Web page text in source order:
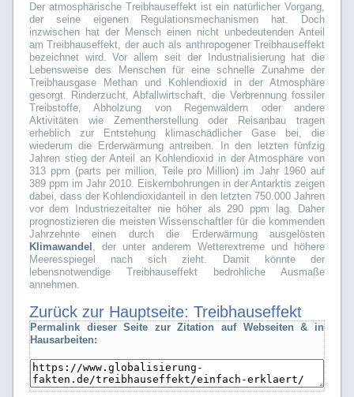
Der atmosphärische Treibhauseffekt ist ein natürlicher Vorgang,
der seine eigenen Regulationsmechanismen hat. Doch
inzwischen hat der Mensch einen nicht unbedeutenden Anteil
am Treibhauseffekt, der auch als anthropogener Treibhauseffekt
bezeichnet wird. Vor allem seit der Industrialisierung hat die
Lebensweise des Menschen für eine schnelle Zunahme der
Treibhausgase Methan und Kohlendioxid in der Atmosphäre
gesorgt. Rinderzucht, Abfallwirtschaft, die Verbrennung fossiler
Treibstoffe, Abholzung von Regenwäldern oder andere
Aktivitäten wie Zementherstellung oder Reisanbau tragen
erheblich zur Entstehung klimaschädlicher Gase bei, die
wiederum die Erderwärmung antreiben. In den letzten fünfzig
Jahren stieg der Anteil an Kohlendioxid in der Atmosphäre von
313 ppm (parts per million, Teile pro Million) im Jahr 1960 auf
389 ppm im Jahr 2010. Eiskernbohrungen in der Antarktis zeigen
dabei, dass der Kohlendioxidanteil in den letzten 750.000 Jahren
vor dem Industriezeitalter nie höher als 290 ppm lag. Daher
prognostizieren die meisten Wissenschaftler für die kommenden
Jahrzehnte einen durch die Erderwärmung ausgelösten
Klimawandel , der unter anderem Wetterextreme und höhere
Meeresspiegel nach sich zieht. Damit könnte der
lebensnotwendige Treibhauseffekt bedrohliche Ausmaße
annehmen.
Zurück zur Hauptseite: Treibhauseffekt
Permalink dieser Seite zur Zitation auf Webseiten & in
Hausarbeiten: